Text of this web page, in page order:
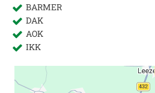
BARMER
DAK
AOK
IKK